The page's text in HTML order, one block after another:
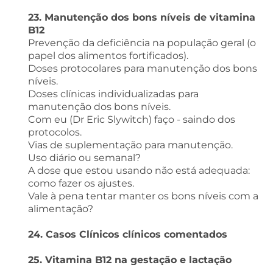
23. Manutenção dos bons níveis de vitamina
B12
Prevenção da deficiência na população geral (o
papel dos alimentos fortificados).
Doses protocolares para manutenção dos bons
níveis.
Doses clínicas individualizadas para
manutenção dos bons níveis.
Com eu (Dr Eric Slywitch) faço - saindo dos
protocolos.
Vias de suplementação para manutenção.
Uso diário ou semanal?
A dose que estou usando não está adequada:
como fazer os ajustes.
Vale à pena tentar manter os bons níveis com a
alimentação?
24. Casos Clínicos clínicos comentados
25. Vitamina B12 na gestação e lactação